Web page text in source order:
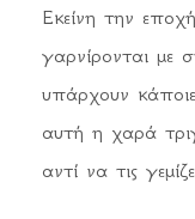
Εκείνη την
γαρνίρονται με
υπάρχουν
αυτή η χαρά
αντί να τις